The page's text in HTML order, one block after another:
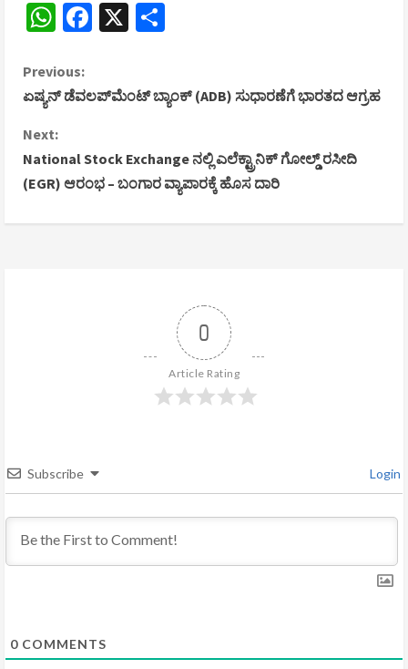
WhatsApp
Facebook
X
C
n
t
i
a
d
i
n
Previous:
ಏಷ್ಯನ್ ಡೆವಲಪ್‌ಮೆಂಟ್ ಬ್ಯಾಂಕ್ (ADB) ಸುಧಾರಣೆಗೆ ಭಾರತದ ಆಗ್ರಹ
Next:
National Stock Exchange ನಲ್ಲಿ ಎಲೆಕ್ಟ್ರಾನಿಕ್ ಗೋಲ್ಡ್ ರಸೀದಿ
(EGR) ಆರಂಭ – ಬಂಗಾರ ವ್ಯಾಪಾರಕ್ಕೆ ಹೊಸ ದಾರಿ
0
Article Rating
Subscribe Login
0 COMMENTS